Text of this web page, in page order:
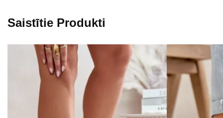
Saistītie Produkti